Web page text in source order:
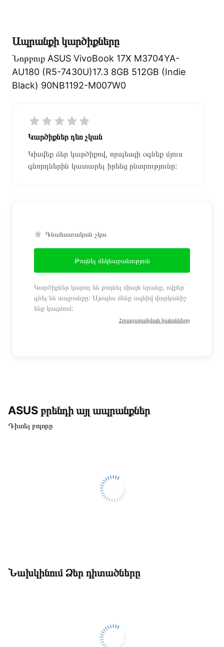
կատարվում է 14 օրվա ընթացքում:
Ապրանքի կարծիքները
Նոթբուք ASUS VivoBook 17X M3704YA-
AU180 (R5-7430U)17.3 8GB 512GB (Indie
Black) 90NB1192-M007W0
Կարծիքներ դեռ չկան
Կիսվեք ձեր կարծիքով, որպեսզի օգնեք մյուս
գնորդներին կատարել իրենց ընտրությունը:
Գնահատական չկա
Թողնել մեկնաբանություն
Կարծիքներ կարող են թողնել միայն նրանք, ովքեր
գնել են ապրանքը: Այսպես մենք ազնիվ վարկանիշ
ենք կազմում:
Հրապարակման կանոնները
ASUS բրենդի այլ ապրանքներ
Դիտել բոլորը
Նախկինում Ձեր դիտածները